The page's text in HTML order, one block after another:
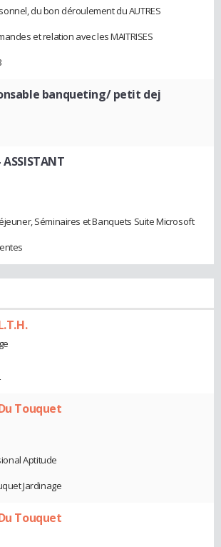
du bon déroulement du AUTRES
et relation avec les MAITRISES
banqueting/ petit dej
ASSISTANT
Séminaires et Banquets Suite Microsoft
Touquet
Aptitude
Jardinage
Touquet